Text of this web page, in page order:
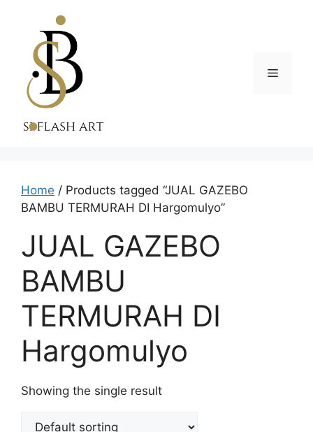
content
Menu
Home / Products tagged “JUAL GAZEBO
BAMBU TERMURAH DI Hargomulyo”
JUAL GAZEBO
BAMBU
TERMURAH DI
Hargomulyo
Showing the single result